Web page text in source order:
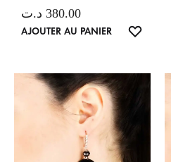
380.00 د.ت
AJOUTER AU PANIER